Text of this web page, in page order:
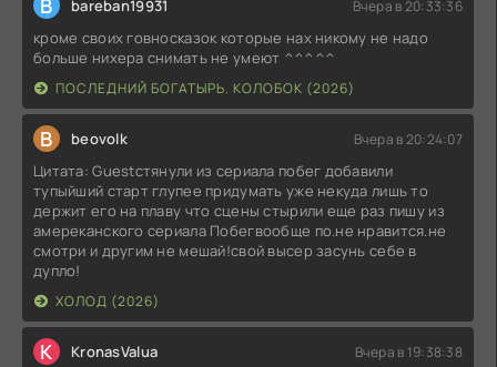
B bareban19931 Вчера в 20:33:36
кроме своих говносказок которые нах никому не надо
больше нихера снимать не умеют ^^^^^
ПОСЛЕДНИЙ БОГАТЫРЬ. КОЛОБОК (2026)
B beovolk Вчера в 20:24:07
Цитата: Guestстянули из сериала побег добавили
тупыйший старт глупее придумать уже некуда лишь то
держит его на плаву что сцены стырили еще раз пишу из
амереканского сериала Побегвообще по.не нравится.не
смотри и другим не мешай!свой высер засунь себе в
дупло!
ХОЛОД (2026)
K KronasValua Вчера в 19:38:38